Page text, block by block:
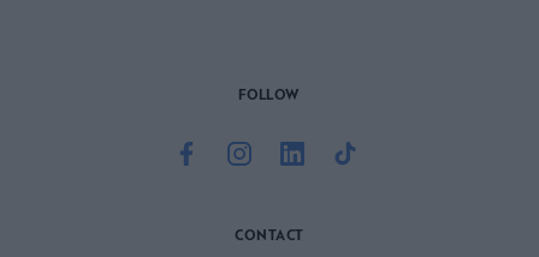
FOLLOW
CONTACT